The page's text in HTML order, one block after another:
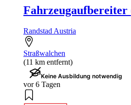
Fahrzeugaufbereiter
Randstad Austria
Straßwalchen
(11 km entfernt)
Keine Ausbildung notwendig
vor 6 Tagen